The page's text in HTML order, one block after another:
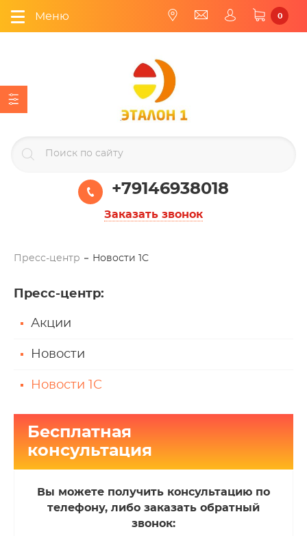
Меню 0
+79146938018
Заказать звонок
Пресс-центр Новости 1С
Пресс-центр:
Акции
Новости
Новости 1С
Бесплатная
консультация
Вы можете получить консультацию по
телефону, либо заказать обратный
звонок: